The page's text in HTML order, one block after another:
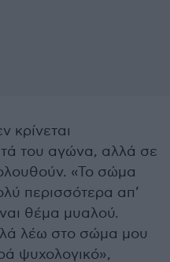
κρίνεται
του αγώνα, αλλά σε
«Το σώμα
περισσότερα απ’
θέμα μυαλού.
λέω στο σώμα μου
ψυχολογικό»,